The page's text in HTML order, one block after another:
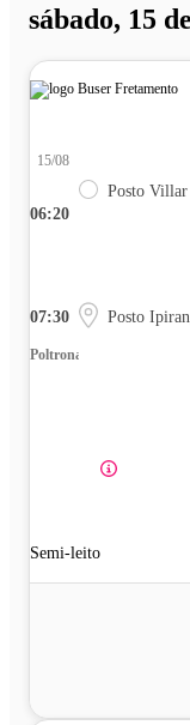
sábado, 15
06:20
15/08
Posto Villar
07:30 Posto
Poltrona
Semi-leito